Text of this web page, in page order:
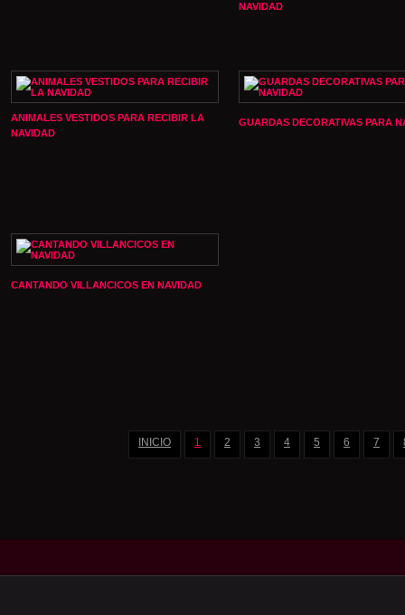
NAVIDAD
ANIMALES VESTIDOS PARA RECIBIR LA
NAVIDAD
GUARDAS DECORATIVAS PARA
CANTANDO VILLANCICOS EN NAVIDAD
INICIO 1 2 3 4 5 6 7